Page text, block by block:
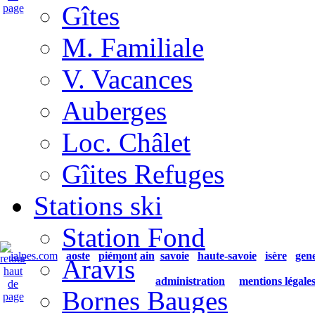
ialpes.com aoste piémont ain savoie haute-savoie isère
administration mentions légales
Gîtes
M. Familiale
V. Vacances
Auberges
Loc. Châlet
Gîites Refuges
Stations ski
Station Fond
Aravis
Bornes Bauges